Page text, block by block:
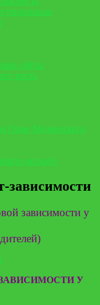
сайты
роста
Главе Медвенского
нельзя!»
зависимости
зависимости у
У